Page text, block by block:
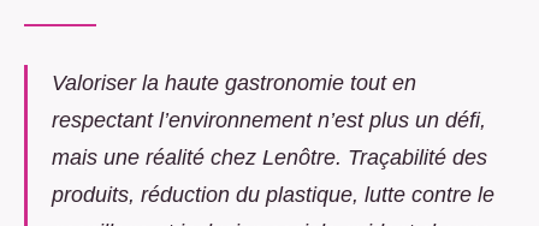
Valoriser la haute gastronomie tout en
respectant l’environnement n’est plus un défi,
mais une réalité chez Lenôtre. Traçabilité des
produits, réduction du plastique, lutte contre le